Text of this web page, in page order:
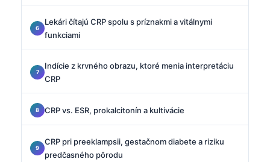
Lekári čítajú CRP spolu s príznakmi a vitálnymi
funkciami
Indície z krvného obrazu, ktoré menia interpretáciu
CRP
CRP vs. ESR, prokalcitonín a kultivácie
CRP pri preeklampsii, gestačnom diabete a riziku
predčasného pôrodu